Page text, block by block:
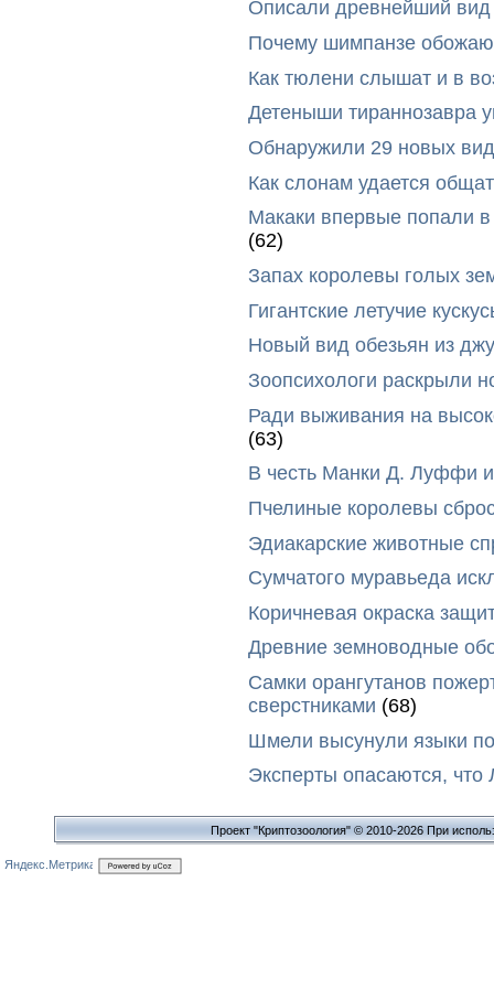
Описали древнейший
Почему шимпанзе
Как тюлени слышат и в
Детеныши тираннозавра
Обнаружили 29 новых
Как слонам удается
Макаки впервые попали
(62)
Запах королевы голых
Гигантские летучие
Новый вид обезьян из
Зоопсихологи раскрыли
Ради выживания на
(63)
В честь Манки Д. Луффи
Пчелиные королевы
Эдиакарские животные
Сумчатого муравьеда
Коричневая окраска
Древние земноводные
Самки орангутанов
сверстниками (68)
Шмели высунули языки
Эксперты опасаются,
Проект "Криптозоология" © 2010-2026 При